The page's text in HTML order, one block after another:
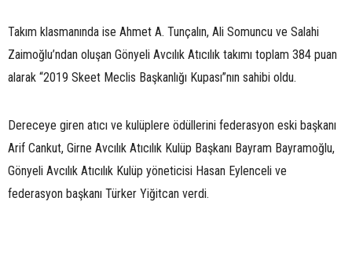
Takım klasmanında ise Ahmet A. Tunçalın, Ali Somuncu ve Salahi
Zaimoğlu’ndan oluşan Gönyeli Avcılık Atıcılık takımı toplam 384 puan
alarak “2019 Skeet Meclis Başkanlığı Kupası”nın sahibi oldu.
Dereceye giren atıcı ve kulüplere ödüllerini federasyon eski başkanı
Arif Cankut, Girne Avcılık Atıcılık Kulüp Başkanı Bayram Bayramoğlu,
Gönyeli Avcılık Atıcılık Kulüp yöneticisi Hasan Eylenceli ve
federasyon başkanı Türker Yiğitcan verdi.